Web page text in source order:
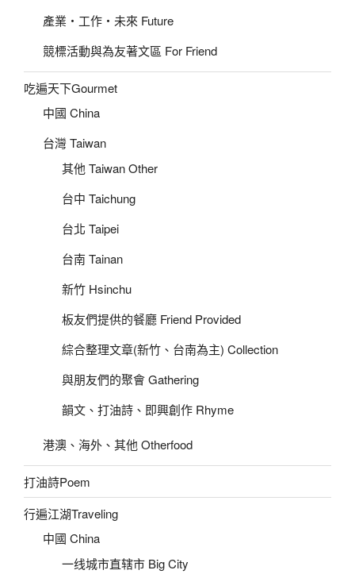
產業‧工作‧未來 Future
競標活動與為友著文區 For Friend
吃遍天下Gourmet
中國 China
台灣 Taiwan
其他 Taiwan Other
台中 Taichung
台北 Taipei
台南 Tainan
新竹 Hsinchu
板友們提供的餐廳 Friend Provided
綜合整理文章(新竹、台南為主) Collection
與朋友們的聚會 Gathering
韻文、打油詩、即興創作 Rhyme
港澳、海外、其他 Otherfood
打油詩Poem
行遍江湖Traveling
中國 China
一线城市直辖市 Big City